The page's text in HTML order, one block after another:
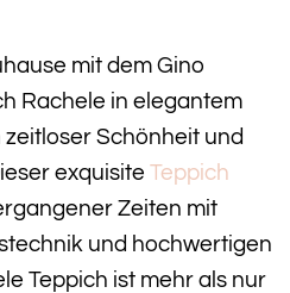
mit dem Gino
Rachele in elegantem
Schönheit und
exquisite Teppich
Zeiten mit
und hochwertigen
Teppich ist mehr als nur